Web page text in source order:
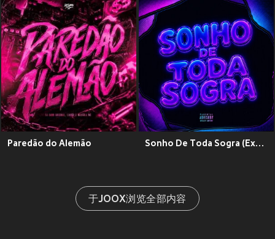
Paredão do Alemão Sonho De Toda Sogra (Explicit)
于JOOX浏览全部内容